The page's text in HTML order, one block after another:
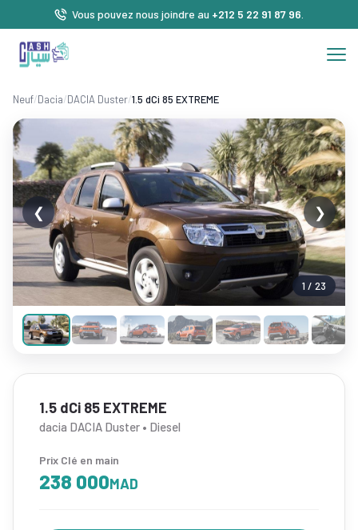
Vous pouvez nous joindre au +212 5 22 91 87 96
Neuf/Dacia/DACIA Duster/1.5 dCi 85 EXTREME
1 / 23
❮ ❯
1.5 dCi 85 EXTREME
dacia DACIA Duster • Diesel
Prix Clé en main
238 000MAD